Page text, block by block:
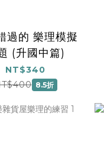
過的 樂理模擬
(升國中篇)
NT$340
8.5折